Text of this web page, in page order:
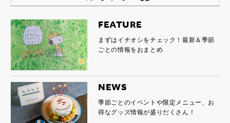
FEATURE
まずはイチオシをチェック！最新＆季節
ごとの情報をおまとめ
NEWS
季節ごとのイベントや限定メニュー、お
得なグッズ情報が盛りだくさん！